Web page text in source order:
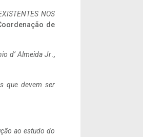
NOS
de
d’ Almeida Jr.,
que devem ser
ao estudo do